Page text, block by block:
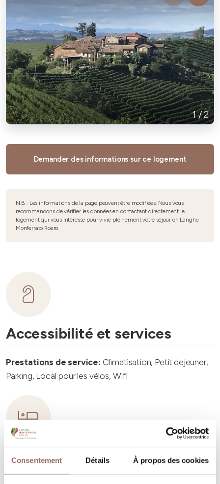
Consentement Détails À propos des cookies
1/2
Demander des informations sur ce logement
N.B. : Les informations de la page peuvent être modifiées. Nous vous
recommandons de vérifier les données en contactant directement le
logement qui vous intéresse pour vivre pleinement votre séjour en Langhe
Monferrato Roero.
Accessibilité et services
Prestations de service: Climatisation, Petit dejeuner,
Parking, Local pour les vélos, Wifi
Capacité d'hébergement